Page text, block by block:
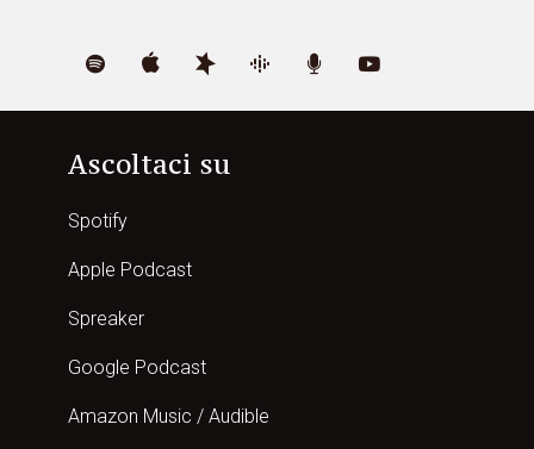
Ascoltaci su
Spotify
Apple Podcast
Spreaker
Google Podcast
Amazon Music / Audible